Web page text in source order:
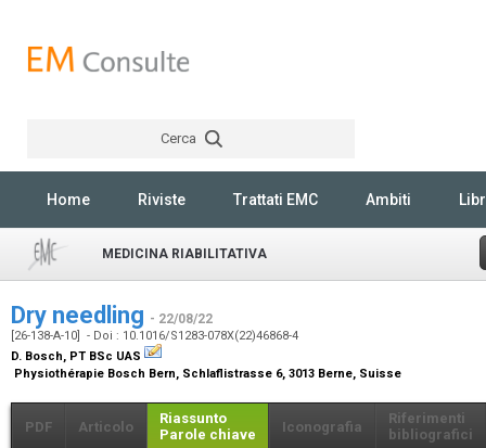
Cerca
Home Riviste Trattati EMC Ambiti
MEDICINA RIABILITATIVA
Dry needling - 22/08/22
[26-138-A-10] - Doi : 10.1016/S1283-078X(22)46868-4
D. Bosch, PT BSc UAS
Physiothérapie Bosch Bern, Schlaflistrasse 6, 3013 Berne, Suisse
PDF Articolo
Riassunto
Parole chiave
Iconografia
Riferimenti
bibliografici